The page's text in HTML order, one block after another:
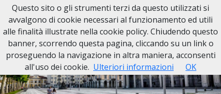
Necrologi Biella
Questo sito o gli strumenti terzi da questo utilizzati si
avvalgono di cookie necessari al funzionamento ed utili
alle finalità illustrate nella cookie policy. Chiudendo questo
banner, scorrendo questa pagina, cliccando su un link o
proseguendo la navigazione in altra maniera, acconsenti
all'uso dei cookie. Ulteriori informazioni OK